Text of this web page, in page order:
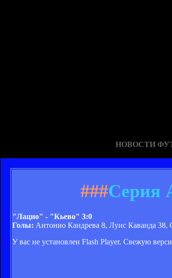
НОВОСТИ
###Серия
"Лацио" - "Кьево" 3:0
Голы: Антонио Кандрева 8, Луис Каванда 38,
У вас не установлен Flash Player. Свежую